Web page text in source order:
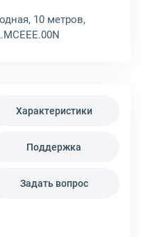
10 метров,
Характеристики
Поддержка
Задать вопрос